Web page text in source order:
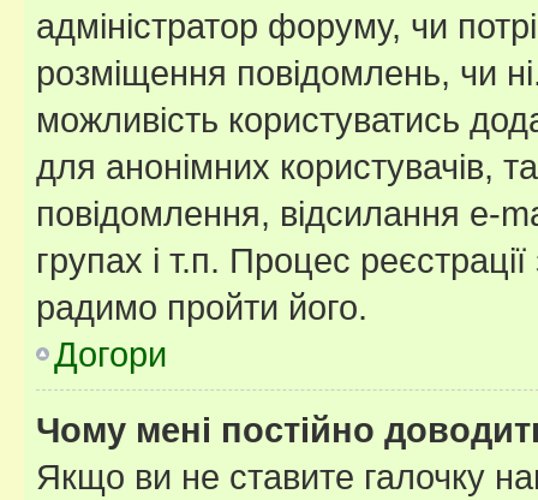
адміністратор форуму, чи
розміщення повідомлень, чи
можливість користуватись
для анонімних користувачів,
повідомлення, відсилання e-
групах і т.п. Процес
радимо пройти його.
Догори
Чому мені постійно
Якщо ви не ставите галочку